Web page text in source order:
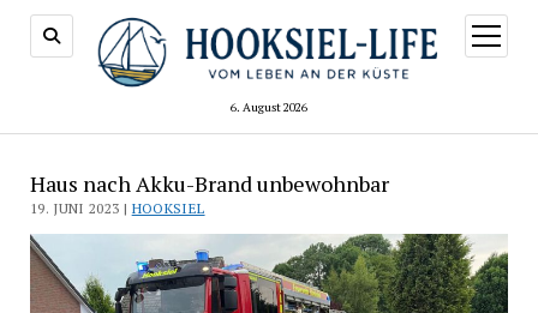
6. August 2026
Menü
öffnen
Haus nach Akku-Brand unbewohnbar
19. JUNI 2023 | HOOKSIEL